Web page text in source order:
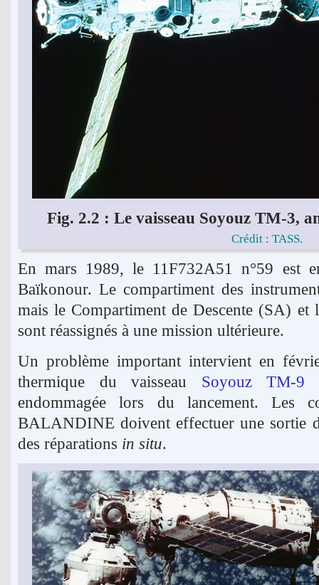
Fig. 2.2 : Le vaisseau Soyouz TM-3,
Crédit : TASS.
En mars 1989, le 11F732A51 n°59 est
Baïkonour. Le compartiment des
mais le Compartiment de Descente (SA)
sont réassignés à une mission ultérieure.
Un problème important intervient en
thermique du vaisseau Soyouz TM-9
endommagée lors du lancement. Les
BALANDINE doivent effectuer une sortie
des réparations in situ.